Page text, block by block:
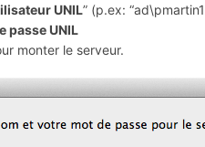
UNIL” (p.ex:
passe UNIL
monter le serveur.